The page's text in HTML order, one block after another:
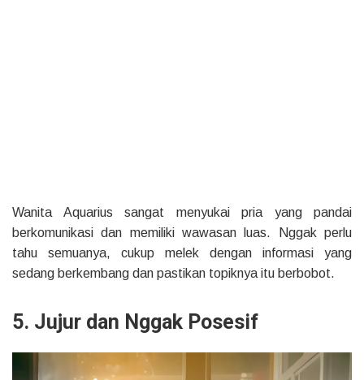
Wanita Aquarius sangat menyukai pria yang pandai
berkomunikasi dan memiliki wawasan luas. Nggak perlu
tahu semuanya, cukup melek dengan informasi yang
sedang berkembang dan pastikan topiknya itu berbobot.
5. Jujur dan Nggak Posesif